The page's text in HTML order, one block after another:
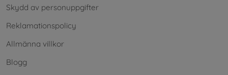
Skydd av personuppgifter
Reklamationspolicy
Allmänna villkor
Blogg